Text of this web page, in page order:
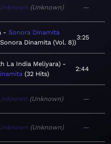
Unknown Unknown —
Sonora Dinamita
Dinamita (Vol. 8)
3:25
La India Meliyara)
32 Hits
2:44
Unknown —
Unknown Unknown —